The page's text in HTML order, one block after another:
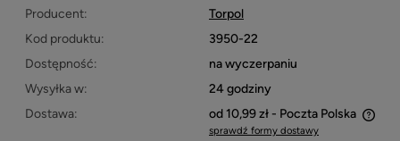
Producent:
Torpol
Kod produktu:
3950-22
Dostępność:
na wyczerpaniu
Wysyłka w:
24 godziny
Dostawa:
od 10,99 zł - Poczta Polska
Cena nie zawiera ewentualnych kosztów płatności
sprawdź formy dostawy